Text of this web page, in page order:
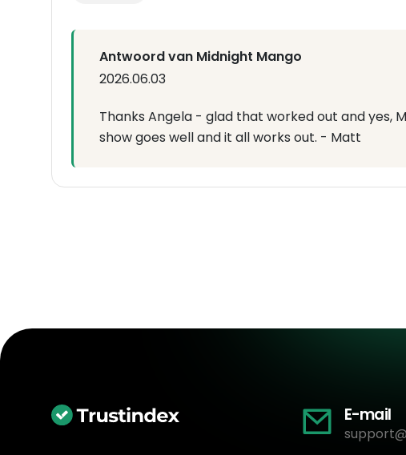
Antwoord van Midnight Mango
2026.06.03
Thanks Angela - glad that worked out and yes,
show goes well and it all works out. - Matt
E-mail